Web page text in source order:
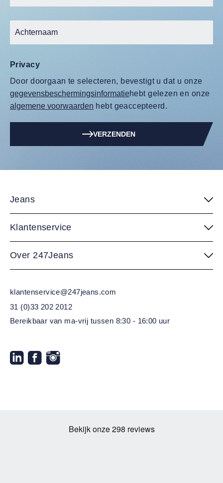
Privacy
Door doorgaan te selecteren, bevestigt u dat u onze
gegevensbeschermingsinformatiehebt gelezen en onze
algemene voorwaarden hebt geaccepteerd.
VERZENDEN
Jeans
Klantenservice
Over 247Jeans
klantenservice@247jeans.com
31 (0)33 202 2012
Bereikbaar van ma-vrij tussen 8:30 - 16:00 uur